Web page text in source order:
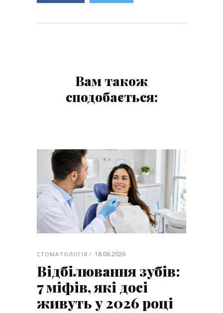
Вам також
сподобається:
СТОМАТОЛОГІЯ 18.06.2026
Відбілювання зубів:
7 міфів, які досі
живуть у 2026 році